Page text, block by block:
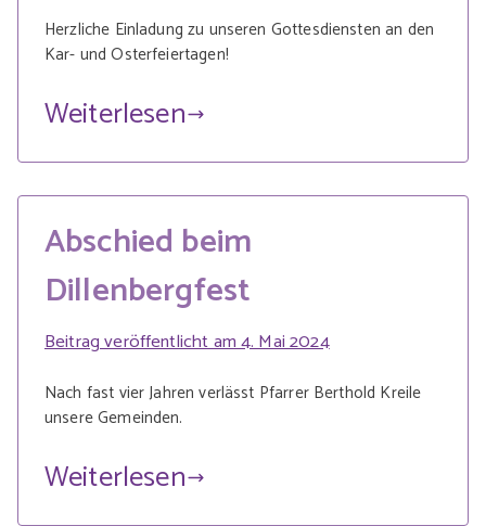
Herzliche Einladung zu unseren Gottesdiensten an den
Kar- und Osterfeiertagen!
Weiterlesen
Abschied beim
Dillenbergfest
Beitrag veröffentlicht am4. Mai 2024
Nach fast vier Jahren verlässt Pfarrer Berthold Kreile
unsere Gemeinden.
Weiterlesen